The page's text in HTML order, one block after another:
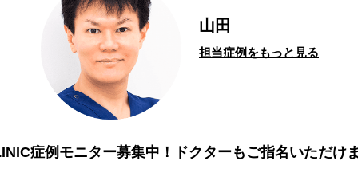
山田
担当症例をもっと見る
症例モニター募集中！ドクターもご指名いただけ